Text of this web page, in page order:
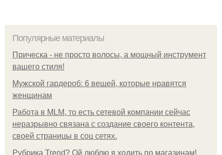
Популярные материалы
Прическа - не просто волосы, а мощный инструмент
вашего стиля!
Мужской гардероб: 6 вещей, которые нравятся
женщинам
Работа в MLM, то есть сетевой компании сейчас
неразрывно связана с создание своего контента,
своей страницы в соц сетях.
Рубрика Trend? Ой люблю я ходить по магазинам!